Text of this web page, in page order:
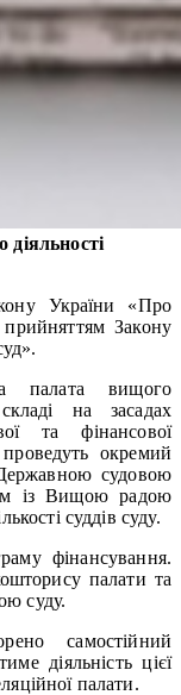
діяльності
України «Про
прийняттям Закону
палата вищого
на засадах
та фінансової
окремий
Державною судовою
із Вищою радою
суддів суду.
фінансування.
палати та
суду.
самостійний
діяльність цієї
палати.